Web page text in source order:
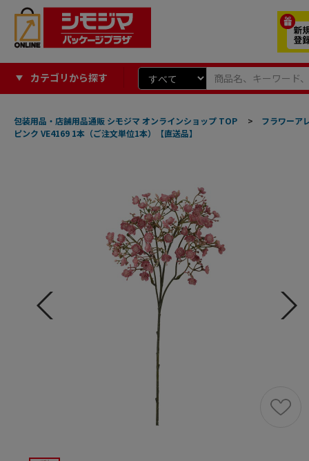
カテゴリから探す
包装用品・店舗用品通販 シモジマ オンラインショップ TOP >
フラワーア
ピンク VE4169 1本（ご注文単位1本）【直送品】